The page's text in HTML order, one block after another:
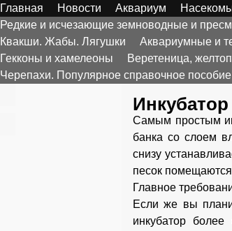
Главная Новости Аквариум
Редкие и исчезающие земноводные и
Квакши. Жабы. Лягушки
Аквариумные и
Гекконы и хамелеоны
Веретеница,
Черепахи. Популярное справочное пособие
Самым простым
банка со слоем
снизу
песок
Главное
Если же вы
инкубатор